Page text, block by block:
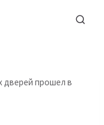
дверей прошел в